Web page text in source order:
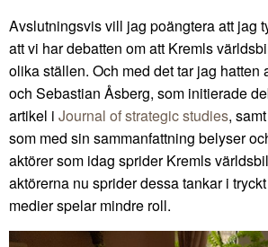
Avslutningsvis vill jag poängtera att jag
att vi har debatten om att Kremls
olika ställen. Och med det tar jag hatten
och Sebastian Åsberg, som initierade
artikel i Journal of strategic studies,
som med sin sammanfattning belyser
aktörer som idag sprider Kremls
aktörerna nu sprider dessa tankar i
medier spelar mindre roll.